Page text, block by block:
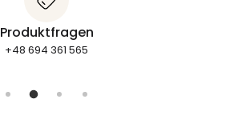
Produktfragen
+48 694 361 565